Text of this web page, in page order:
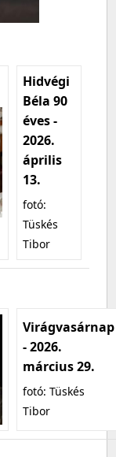
Hidvégi
Béla 90
éves -
2026.
április
13.
fotó:
Tüskés
Tibor
Virágvasárnap
- 2026.
március 29.
fotó: Tüskés
Tibor